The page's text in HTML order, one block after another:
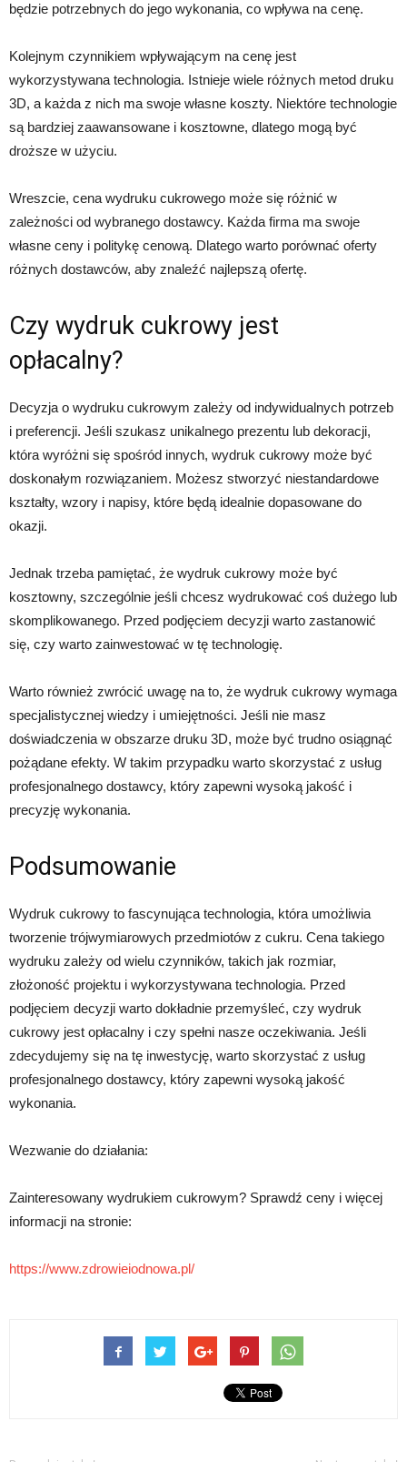
będzie potrzebnych do jego wykonania, co wpływa na cenę.
Kolejnym czynnikiem wpływającym na cenę jest
wykorzystywana technologia. Istnieje wiele różnych metod druku
3D, a każda z nich ma swoje własne koszty. Niektóre technologie
są bardziej zaawansowane i kosztowne, dlatego mogą być
droższe w użyciu.
Wreszcie, cena wydruku cukrowego może się różnić w
zależności od wybranego dostawcy. Każda firma ma swoje
własne ceny i politykę cenową. Dlatego warto porównać oferty
różnych dostawców, aby znaleźć najlepszą ofertę.
Czy wydruk cukrowy jest
opłacalny?
Decyzja o wydruku cukrowym zależy od indywidualnych potrzeb
i preferencji. Jeśli szukasz unikalnego prezentu lub dekoracji,
która wyróżni się spośród innych, wydruk cukrowy może być
doskonałym rozwiązaniem. Możesz stworzyć niestandardowe
kształty, wzory i napisy, które będą idealnie dopasowane do
okazji.
Jednak trzeba pamiętać, że wydruk cukrowy może być
kosztowny, szczególnie jeśli chcesz wydrukować coś dużego lub
skomplikowanego. Przed podjęciem decyzji warto zastanowić
się, czy warto zainwestować w tę technologię.
Warto również zwrócić uwagę na to, że wydruk cukrowy wymaga
specjalistycznej wiedzy i umiejętności. Jeśli nie masz
doświadczenia w obszarze druku 3D, może być trudno osiągnąć
pożądane efekty. W takim przypadku warto skorzystać z usług
profesjonalnego dostawcy, który zapewni wysoką jakość i
precyzję wykonania.
Podsumowanie
Wydruk cukrowy to fascynująca technologia, która umożliwia
tworzenie trójwymiarowych przedmiotów z cukru. Cena takiego
wydruku zależy od wielu czynników, takich jak rozmiar,
złożoność projektu i wykorzystywana technologia. Przed
podjęciem decyzji warto dokładnie przemyśleć, czy wydruk
cukrowy jest opłacalny i czy spełni nasze oczekiwania. Jeśli
zdecydujemy się na tę inwestycję, warto skorzystać z usług
profesjonalnego dostawcy, który zapewni wysoką jakość
wykonania.
Wezwanie do działania:
Zainteresowany wydrukiem cukrowym? Sprawdź ceny i więcej
informacji na stronie:
https://www.zdrowieiodnowa.pl/